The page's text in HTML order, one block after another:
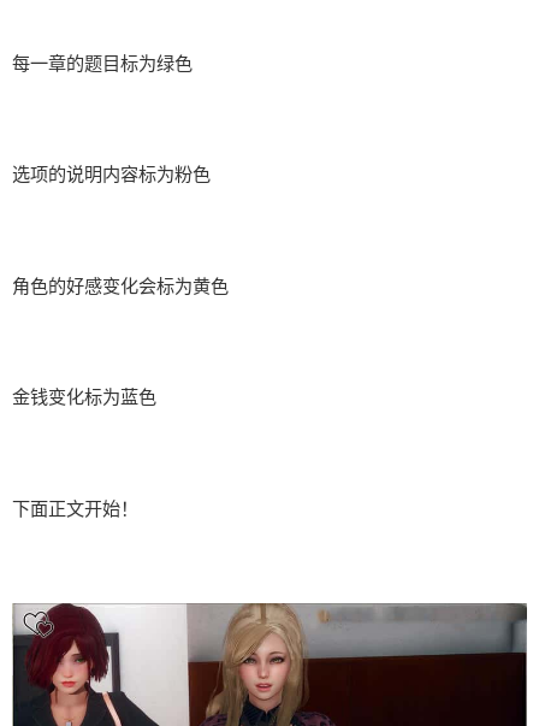
每一章的题目标为绿色
选项的说明内容标为粉色
角色的好感变化会标为黄色
金钱变化标为蓝色
下面正文开始！